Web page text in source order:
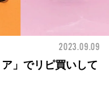
2023.09.09
」でリピ買いして